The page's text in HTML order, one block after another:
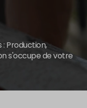
Production,
s'occupe de votre